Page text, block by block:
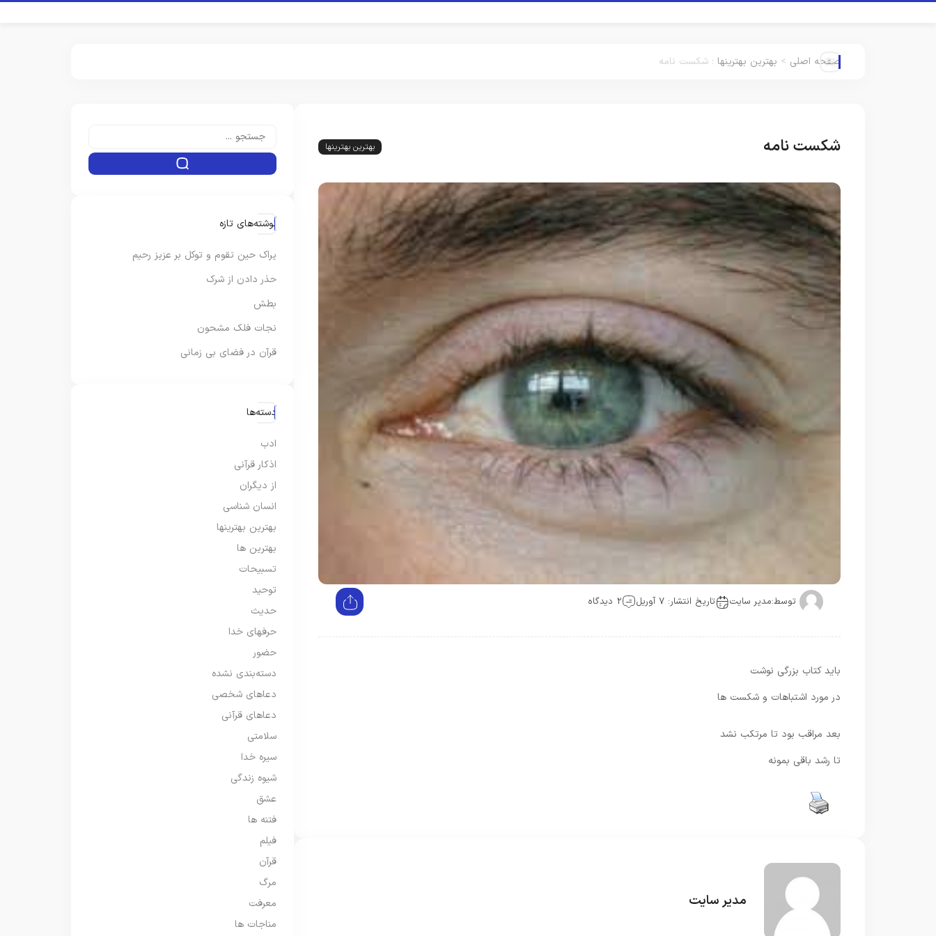
صفحه اصلی > بهترین بهترینها : شکست نامه
شکست نامه بهترین بهترینها
توسط:مدیر سایت تاریخ انتشار: 7 آوریل 2 دیدگاه
باید کتاب بزرگی نوشت
در مورد اشتباهات و شکست ها
بعد مراقب بود تا مرتکب نشد
تا رشد باقی بمونه
مدیر سایت
نوشته‌های تازه
یراک حین تقوم و توکل بر عزیز رحیم
حذر دادن از شرک
بطش
نجات فلک مشحون
قرآن در فضای بی زمانی
دسته‌ها
ادب
اذکار قرآنی
از دیگران
انسان شناسی
بهترین بهترینها
بهترین ها
تسبیحات
توحید
حدیث
حرفهای خدا
حضور
دسته‌بندی نشده
دعاهای شخصی
دعاهای قرآنی
سلامتی
سیره خدا
شیوه زندگی
عشق
فتنه ها
فیلم
قرآن
مرگ
معرفت
مناجات ها